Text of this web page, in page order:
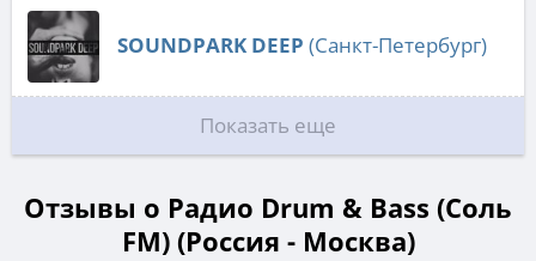
SOUNDPARK DEEP (Санкт-Петербург)
Показать еще
Отзывы о Радио Drum & Bass (Соль
FM) (Россия - Москва)